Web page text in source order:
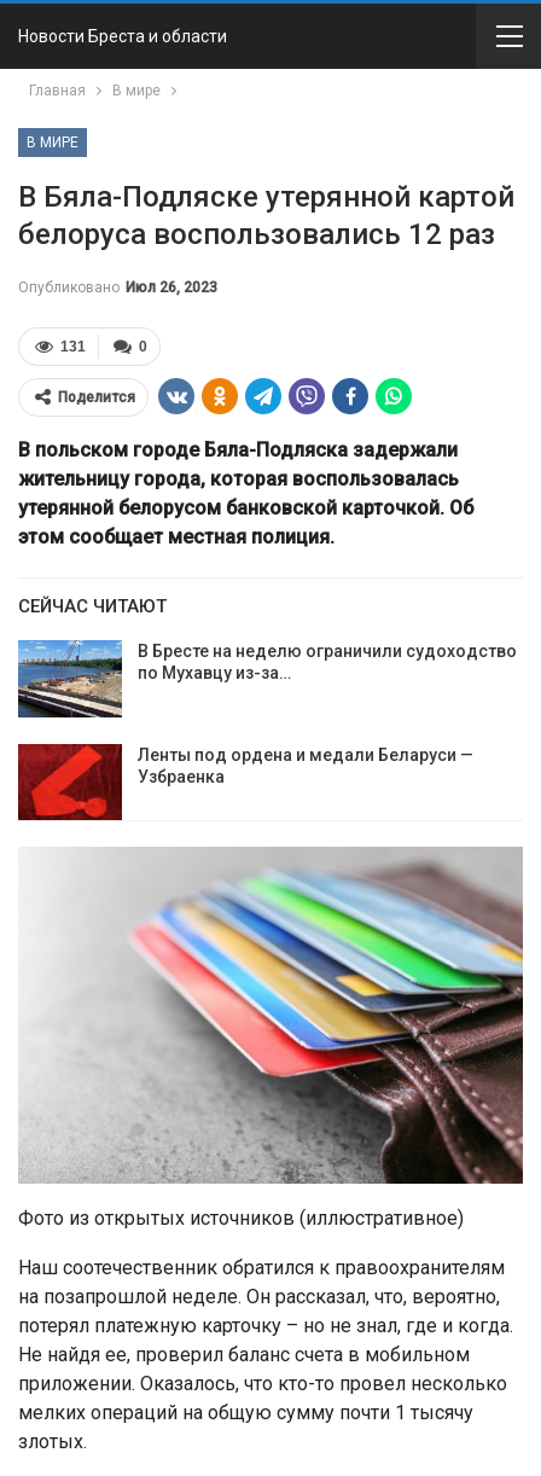
Новости Бреста и области
Главная В мире
В МИРЕ
В Бяла-Подляске утерянной картой
белоруса воспользовались 12 раз
Опубликовано Июл 26, 2023
0
131
Поделится
В польском городе Бяла-Подляска задержали
жительницу города, которая воспользовалась
утерянной белорусом банковской карточкой. Об
этом сообщает местная полиция.
СЕЙЧАС ЧИТАЮТ
В Бресте на неделю ограничили судоходство
по Мухавцу из-за…
Ленты под ордена и медали Беларуси —
Узбраенка
Фото из открытых источников (иллюстративное)
Наш соотечественник обратился к правоохранителям
на позапрошлой неделе. Он рассказал, что, вероятно,
потерял платежную карточку – но не знал, где и когда.
Не найдя ее, проверил баланс счета в мобильном
приложении. Оказалось, что кто-то провел несколько
мелких операций на общую сумму почти 1 тысячу
злотых.